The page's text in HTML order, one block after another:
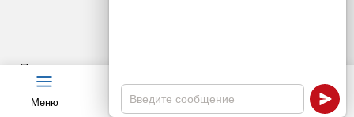
Меню Каталог Калькулятор Чат
Полимерное покрытие устойчивое к ультрафиолету и
осадкам